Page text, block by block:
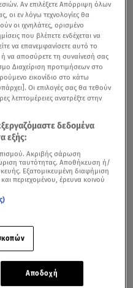
Αν επιλέξετε Απόρριψη όλων
οι εν λόγω τεχνολογίες θα
οι ιχνηλάτες, ορισμένο
που βλέπετε ενδέχεται να
να επανεμφανίσετε αυτό το
ή να αποσύρετε τη συναίνεσή σας
Διαχείριση προτιμήσεων στο
εικονίδιο στο κάτω
Οι επιλογές σας θα τεθούν
λεπτομέρειες ανατρέξτε στην
δεδομένα
εξής:
Ακριβής σάρωση
ταυτότητας. Αποθήκευση ή/
Εξατομικευμένη διαφήμιση
περιεχομένου, έρευνα κοινού
Αποδοχή